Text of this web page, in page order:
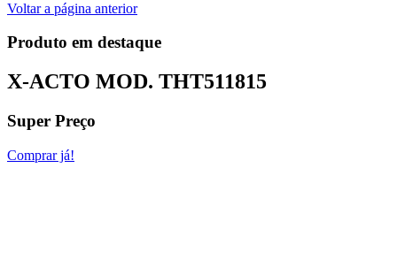
Voltar a página anterior
Produto em destaque
X-ACTO MOD. THT511815
Super Preço
Comprar já!